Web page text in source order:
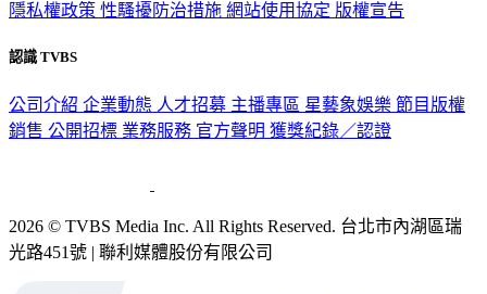
隱私權政策 性騷擾防治措施 網站使用協定 版權宣告
認識 TVBS
公司介紹 企業動態 人才招募 主播專區 星藝象娛樂 節目版權
銷售 公開招標 業務服務 官方聲明 獲獎紀錄／認證
2026 © TVBS Media Inc. All Rights Reserved. 台北市內湖區瑞
光路451號 | 聯利媒體股份有限公司